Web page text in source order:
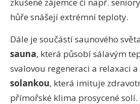
hůře snášejí extrémní teploty.
Dále je součástí saunového
sauna, která působí sálavým
svalovou regeneraci a relaxaci a
solankou, která imituje
přímořské klima prosycené solí.